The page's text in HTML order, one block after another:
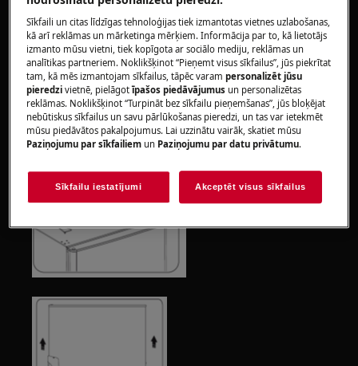
Vienmēr lietojiet drošības cimdus un slēgtus apavus.
Lūdzu, ņemiet vērā, ka, veicot nepareizu remontu,
pašremonts vai neprofesionāls remonts var izraisīt
drošības sekas
Kā mainīt un nomainīt durvis
Sīkfaili un citas līdzīgas tehnoloģijas tiek izmantotas vietnes uzlabošanas,
kā arī reklāmas un mārketinga mērķiem. Informācija par to, kā lietotājs
izmanto mūsu vietni, tiek kopīgota ar sociālo mediju, reklāmas un
analītikas partneriem. Noklikšķinot “Pieņemt visus sīkfailus”, jūs piekrītat
tam, kā mēs izmantojam sīkfailus, tāpēc varampersonalizēt jūsu
pieredzivietnē, pielāgotīpašos piedāvājumus un personalizētas
reklāmas. Noklikšķinot “Turpināt bez sīkfailu pieņemšanas”, jūs bloķējat
nebūtiskus sīkfailus un savu pārlūkošanas pieredzi, un tas var ietekmēt
mūsu piedāvātos pakalpojumus. Lai uzzinātu vairāk, skatiet mūsu
Paziņojumu par sīkfailiem un Paziņojumu par datu privātumu.
Sīkfailu iestatījumi Akceptēt visus sīkfailus